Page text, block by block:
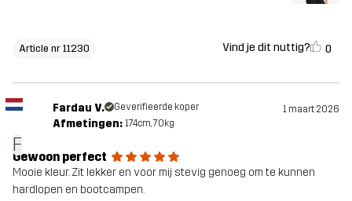
Article nr 11230 Vind je dit nuttig? 0
F
Fardau V. Geverifieerde koper 1 maart 2026
Afmetingen: 174cm, 70kg
Gewoon perfect
Mooie kleur. Zit lekker en voor mij stevig genoeg om te kunnen
hardlopen en bootcampen.